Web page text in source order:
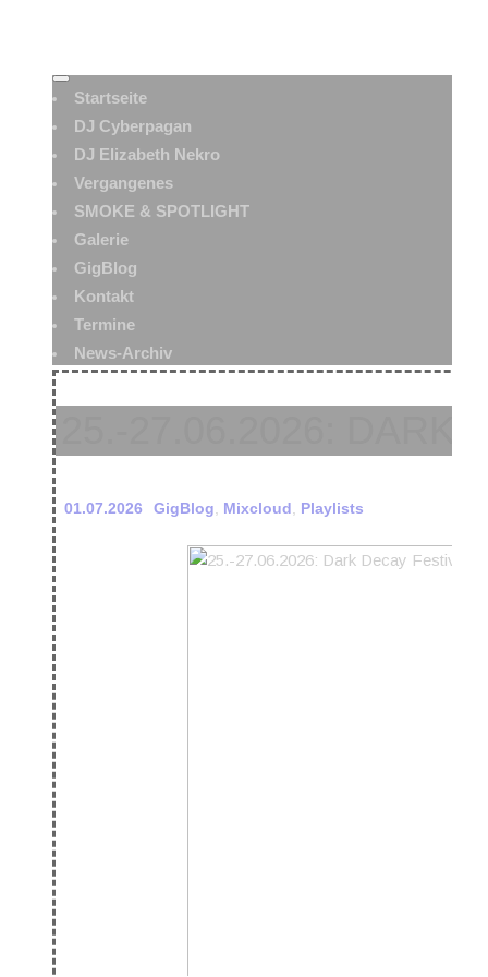
Startseite
DJ Cyberpagan
DJ Elizabeth Nekro
Vergangenes
SMOKE & SPOTLIGHT
Galerie
GigBlog
Kontakt
Termine
News-Archiv
01.07.2026 GigBlog Mixcloud Playlists